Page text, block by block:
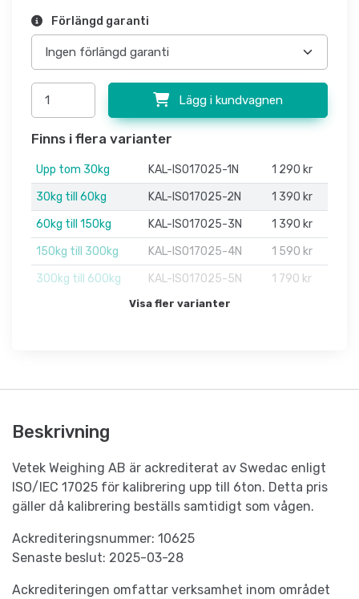
Förlängd garanti
Lägg i kundvagnen
Finns i flera varianter
Upp tom 30kg KAL-ISO17025-1N
1 290 kr
30kg till 60kg
KAL-ISO17025-2N
1 390 kr
60kg till 150kg
KAL-ISO17025-3N
1 390 kr
150kg till 300kg
KAL-ISO17025-4N
1 590 kr
300kg till 600kg
KAL-ISO17025-5N 1 790 kr
Visa fler varianter
Beskrivning
Vetek Weighing AB är ackrediterat av Swedac enligt
ISO/IEC 17025 för kalibrering upp till 6ton. Detta pris
gäller då kalibrering beställs samtidigt som vågen.
Ackrediteringsnummer: 10625
Senaste beslut: 2025-03-28
Ackrediteringen omfattar verksamhet inom området